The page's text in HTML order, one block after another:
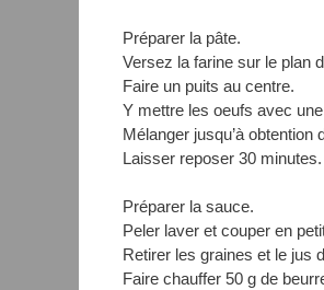
Préparer la pâte.
Versez la farine sur le plan
Faire un puits au centre.
Y mettre les oeufs avec
Mélanger jusqu’à obtention
Laisser reposer 30 minutes.
Préparer la sauce.
Peler laver et couper en
Retirer les graines et le jus
Faire chauffer 50 g de